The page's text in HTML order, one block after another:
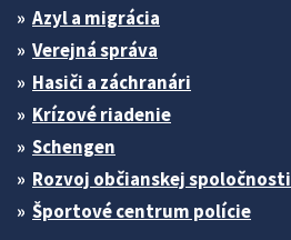
Azyl a migrácia
Verejná správa
Hasiči a záchranári
Krízové riadenie
Schengen
Rozvoj občianskej spoločnosti
Športové centrum polície